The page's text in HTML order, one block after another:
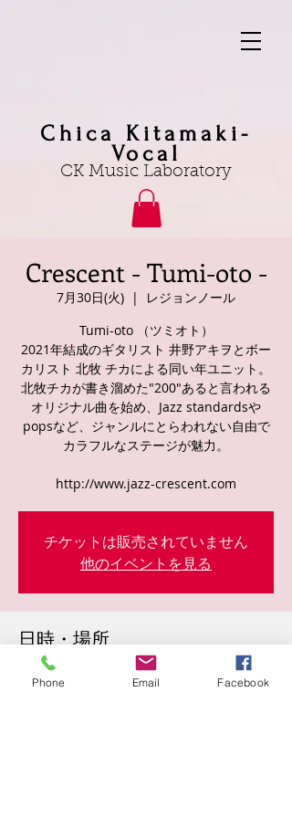
Chica Kitamaki-
Vocal
CK Music Laboratory
Crescent - Tumi-oto -
7月30日(火)
  |
レジョンノール
Tumi-oto （ツミオト）
2021年結成のギタリスト 井野アキヲとボー
カリスト 北牧 チカによる同い年ユニット。
北牧チカが書き溜めた"200"あると言われる
オリジナル曲を始め、Jazz standardsや
popsなど、ジャンルにとらわれない自由で
カラフルなステージが魅力。
http://www.jazz-crescent.com
チケットは販売されていません
他のイベントを見る
日時・場所
2024年7月30日 19:30
レジョンノール, 日本、〒530-0002 大阪府
Phone Email Facebook